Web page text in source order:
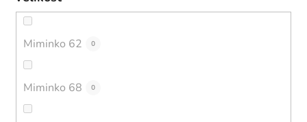
Miminko 62 0
Miminko 68 0